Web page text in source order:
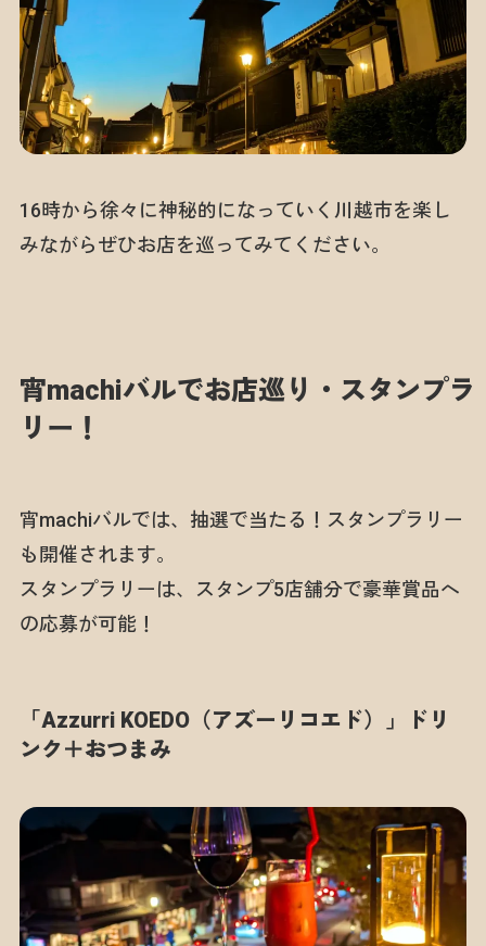
16時から徐々に神秘的になっていく川越市を楽し
みながらぜひお店を巡ってみてください。
宵machiバルでお店巡り・スタンプラ
リー！
宵machiバルでは、抽選で当たる！スタンプラリー
も開催されます。
スタンプラリーは、スタンプ5店舗分で豪華賞品へ
の応募が可能！
「Azzurri KOEDO（アズーリコエド）」ドリ
ンク＋おつまみ